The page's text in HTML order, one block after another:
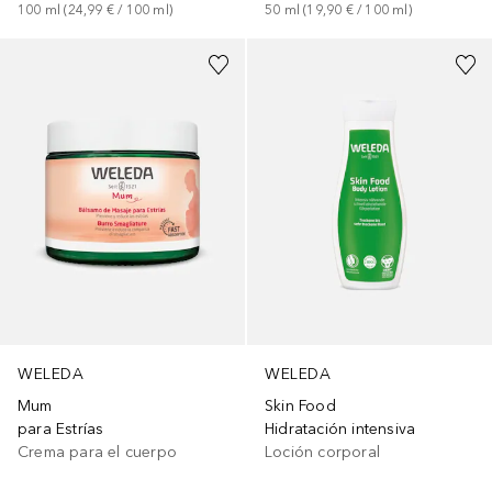
100 ml (24,99 € / 100 ml ) 50 ml (19,90 € / 100 ml )
WELEDA
Mum
para Estrías
Crema para el cuerpo
WELEDA
Skin Food
Hidratación intensiva
Loción corporal